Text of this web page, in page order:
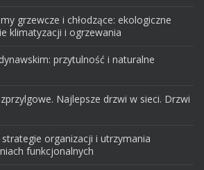
grzewcze i chłodzące: ekologiczne
klimatyzacji i ogrzewania
przytulność i naturalne
Najlepsze drzwi w sieci. Drzwi
organizacji i utrzymania
funkcjonalnych